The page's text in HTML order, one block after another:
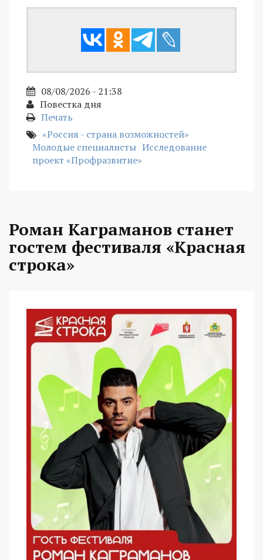
08/08/2026 - 21:38
Повестка дня
Печать
«Россия - страна возможностей»
Молодые специалисты Исследование
проект «Профразвитие»
Роман Каграманов станет
гостем фестиваля «Красная
строка»